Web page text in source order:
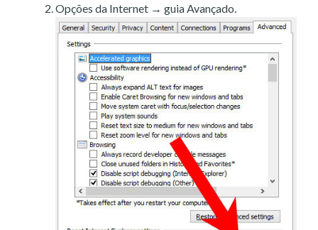
Opções da Internet → guia Avançado.